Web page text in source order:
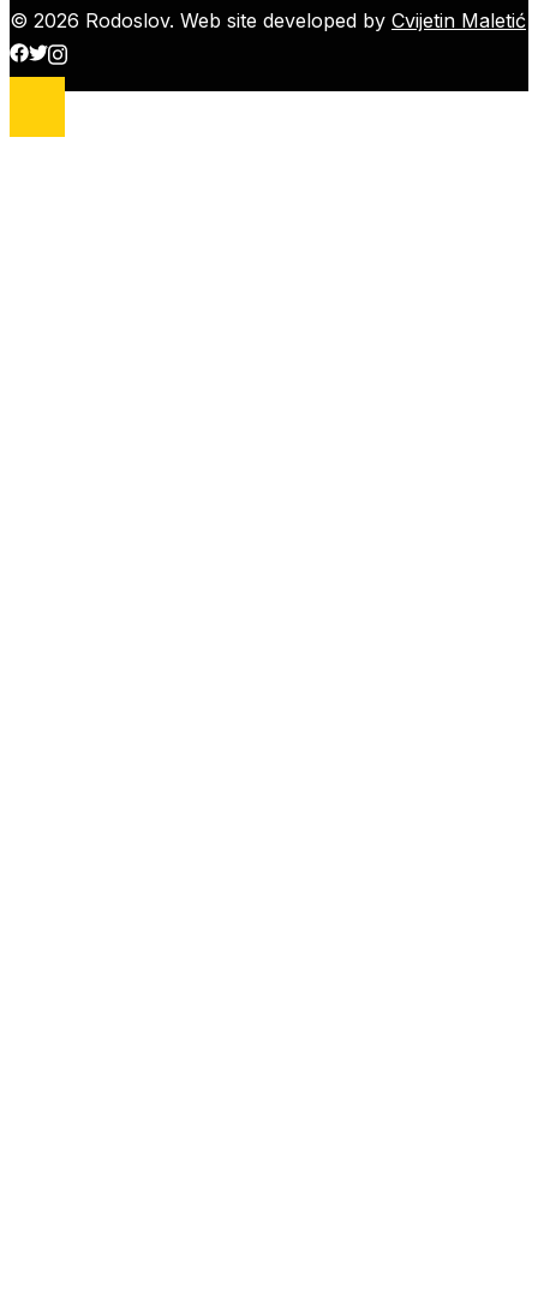
© 2026 Rodoslov. Web site developed by Cvijetin Maletić